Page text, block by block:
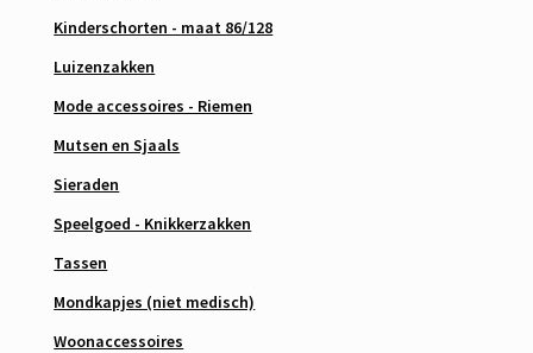
Kinderschorten - maat 86/128
Luizenzakken
Mode accessoires - Riemen
Mutsen en Sjaals
Sieraden
Speelgoed - Knikkerzakken
Tassen
Mondkapjes (niet medisch)
Woonaccessoires